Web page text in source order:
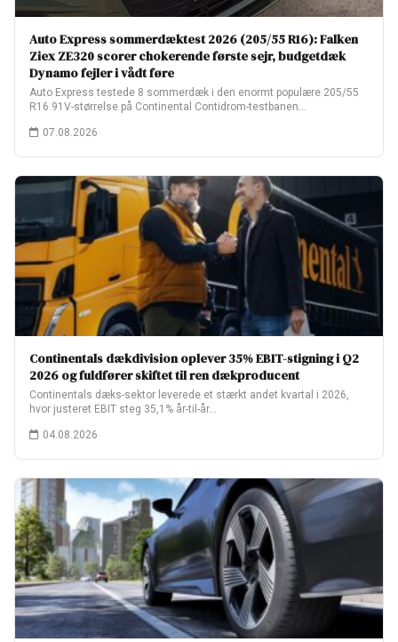
Auto Express sommerdæktest 2026 (205/55 R16): Falken
Ziex ZE320 scorer chokerende første sejr, budgetdæk
Dynamo fejler i vådt føre
Auto Express testede 8 sommerdæk i den enormt populære 205/55
R16 91V-størrelse på Continental Contidrom-testbanen…
07.08.2026
Continentals dækdivision oplever 35% EBIT-stigning i Q2
2026 og fuldfører skiftet til ren dækproducent
Continentals dæks-sektor leverede et stærkt andet kvartal i 2026,
hvor justeret EBIT steg 35,1% år-til-år…
04.08.2026